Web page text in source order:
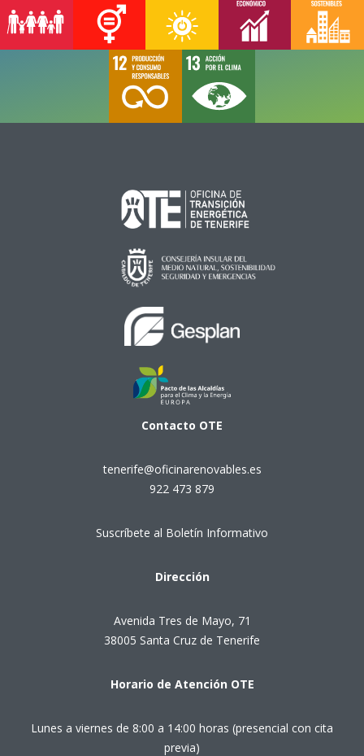
Contacto OTE
tenerife@oficinarenovables.es
922 473 879
Suscríbete al Boletín Informativo
Dirección
Avenida Tres de Mayo, 71
38005 Santa Cruz de Tenerife
Horario de Atención OTE
Lunes a viernes de 8:00 a 14:00 horas (presencial con cita
previa)